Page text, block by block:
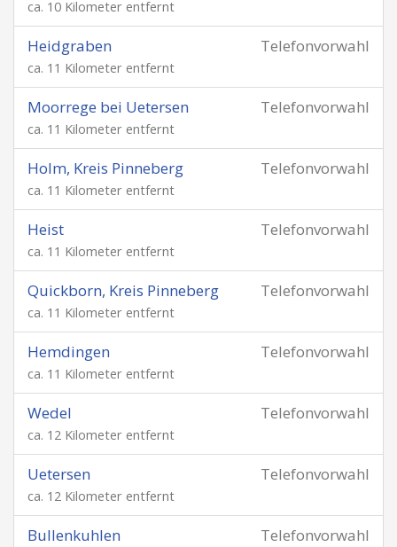
ca. 10 Kilometer entfernt
Telefonvorwahl
Heidgraben
ca. 11 Kilometer entfernt
Telefonvorwahl
Moorrege bei Uetersen
ca. 11 Kilometer entfernt
Telefonvorwahl
Holm, Kreis Pinneberg
ca. 11 Kilometer entfernt
Telefonvorwahl
Heist
ca. 11 Kilometer entfernt
Telefonvorwahl
Quickborn, Kreis Pinneberg
ca. 11 Kilometer entfernt
Telefonvorwahl
Hemdingen
ca. 11 Kilometer entfernt
Telefonvorwahl
Wedel
ca. 12 Kilometer entfernt
Telefonvorwahl
Uetersen
ca. 12 Kilometer entfernt
Telefonvorwahl
Bullenkuhlen